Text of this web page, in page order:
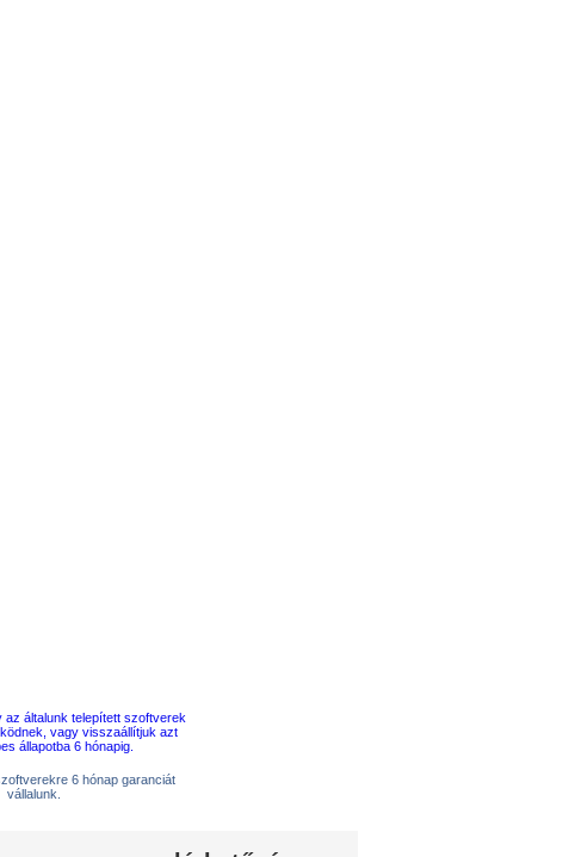
6 hónap garanciát
vállalunk.